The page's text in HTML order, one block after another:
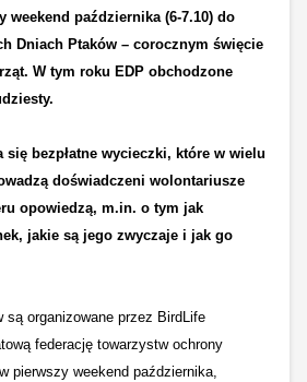
weekend października (6-7.10) do
Dniach Ptaków – corocznym święcie
W tym roku EDP obchodzone
się bezpłatne wycieczki, które w wielu
doświadczeni wolontariusze
opowiedzą, m.in. o tym jak
jakie są jego zwyczaje i jak go
są organizowane przez BirdLife
federację towarzystw ochrony
pierwszy weekend października,